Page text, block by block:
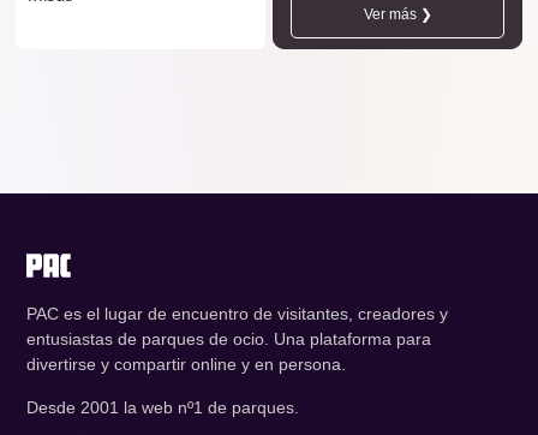
Ver más ❯
PAC es el lugar de encuentro de visitantes, creadores y
entusiastas de parques de ocio. Una plataforma para
divertirse y compartir online y en persona.
Desde 2001 la web nº1 de parques.